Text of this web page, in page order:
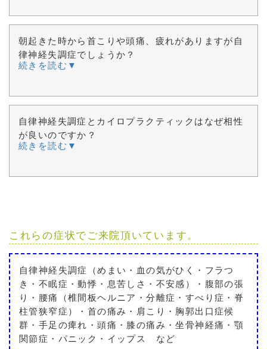
朝起きた時から首こりや頭痛、疲れがありますが自
律神経失調症でしょうか？
続きを読む▼
自律神経失調症とカイロプラクティックはなぜ相性
が良いのですか？
続きを読む▼
これらの症状でご来院頂いています。
自律神経失調症（めまい・血の気がひく・フラつ
き・不眠症・動悸・息苦しさ・不安感）・腹部の張
り・腰痛（椎間板ヘルニア・分離症・すべり症・脊
柱管狭窄症）・首の痛み・肩こり・胸郭出口症候
群・手足の痺れ・頭痛・膝の痛み・坐骨神経痛・顎
関節症・パニック・イップス など